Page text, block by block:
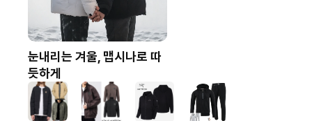
눈내리는 겨울, 맵시나로 따
듯하게